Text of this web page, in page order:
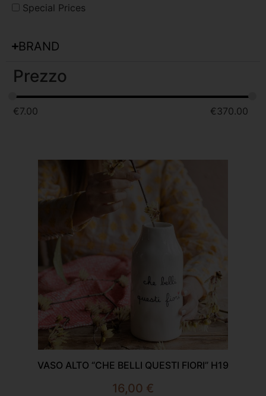
Special Prices
BRAND
Prezzo
€7.00 €370.00
VASO ALTO “CHE BELLI QUESTI FIORI” H19
16,00 €